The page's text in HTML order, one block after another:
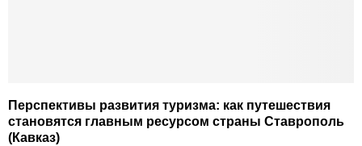
Перспективы развития туризма: как путешествия
становятся главным ресурсом страны Ставрополь
(Кавказ)